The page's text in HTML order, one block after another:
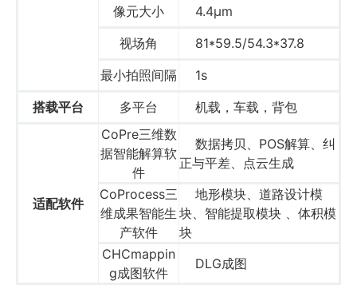
像元大小
4.4μm
视场角
81*59.5/54.3*37.8
最小拍照间隔
1s
搭载平台
多平台 机载，车载，背包
适配软件
CoPre三维数
据智能解算软
件
数据拷贝、POS解算、纠
正与平差、点云生成
CoProcess三
维成果智能生
产软件
地形模块、道路设计模
块、智能提取模块 、体积模
块
CHCmappin
g成图软件
DLG成图